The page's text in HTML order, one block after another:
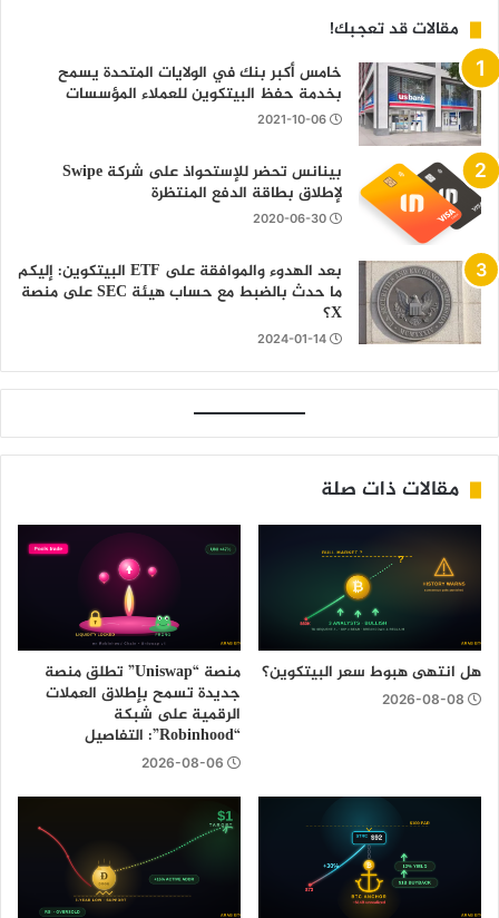
مقالات قد تعجبك!
خامس أكبر بنك في الولايات المتحدة يسمح
بخدمة حفظ البيتكوين للعملاء المؤسسات
2021-10-06
بينانس تحضر للإستحواذ على شركة Swipe
لإطلاق بطاقة الدفع المنتظرة
2020-06-30
بعد الهدوء والموافقة على ETF البيتكوين: إليكم
ما حدث بالضبط مع حساب هيئة SEC على منصة
X؟
2024-01-14
مقالات ذات صلة
هل انتهى هبوط سعر البيتكوين؟
2026-08-08
منصة “Uniswap” تطلق منصة
جديدة تسمح بإطلاق العملات
الرقمية على شبكة
“Robinhood”: التفاصيل
2026-08-06